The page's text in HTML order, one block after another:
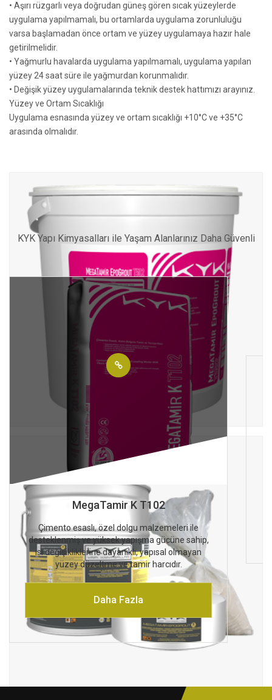
• Aşırı rüzgarlı veya doğrudan güneş gören sıcak yüzeylerde
uygulama yapılmamalı, bu ortamlarda uygulama zorunluluğu
varsa başlamadan önce ortam ve yüzey uygulamaya hazır hale
getirilmelidir.
• Yağmurlu havalarda uygulama yapılmamalı, uygulama yapılan
yüzey 24 saat süre ile yağmurdan korunmalıdır.
• Değişik yüzey uygulamalarında teknik destek hattımızı arayınız.
Yüzey ve Ortam Sıcaklığı
Uygulama esnasında yüzey ve ortam sıcaklığı +10°C ve +35°C
arasında olmalıdır.
Diğer KYK Yapı Kimyasalları
KYK Yapı Kimyasalları ile Yaşam Alanlarınız Daha Güvenli
MegaTamir K T102
Çimento esaslı, özel dolgu malzemeleri ile
desteklenmiş ve yüksek yapışma gücüne sahip,
ısı değişikliklerine dayanıklı, yapısal olmayan
yüzey düzeltme ve tamir harcıdır.
Daha Fazla